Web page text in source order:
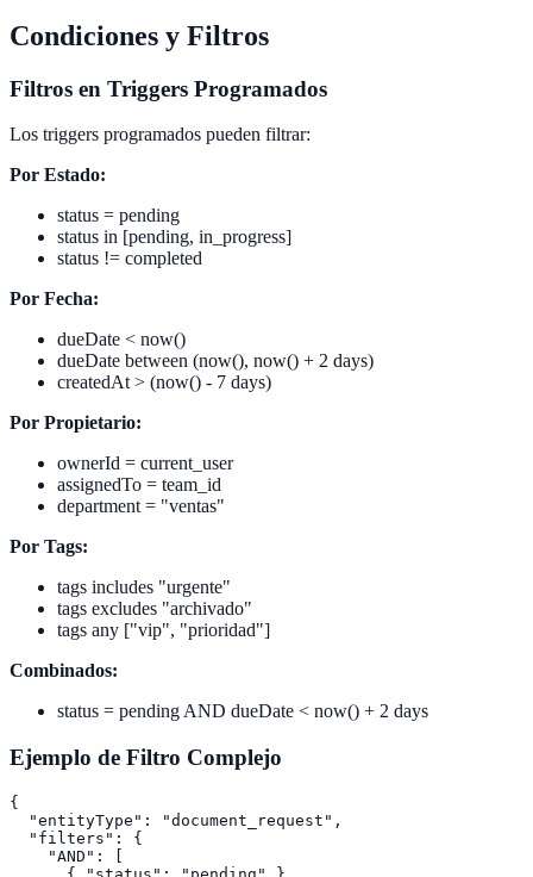
Condiciones y Filtros
Filtros en Triggers Programados
Los triggers programados pueden filtrar:
Por Estado:
status = pending
status in [pending, in_progress]
status != completed
Por Fecha:
dueDate < now()
dueDate between (now(), now() + 2 days)
createdAt > (now() - 7 days)
Por Propietario:
ownerId = current_user
assignedTo = team_id
department = "ventas"
Por Tags:
tags includes "urgente"
tags excludes "archivado"
tags any ["vip", "prioridad"]
Combinados:
status = pending AND dueDate < now() + 2 days
Ejemplo de Filtro Complejo
{
  "entityType": "document_request",
  "filters": {
    "AND": [